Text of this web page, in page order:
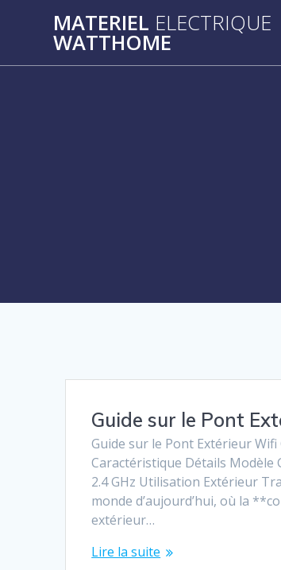
MATERIEL ELECTRIQUE
WATTHOME
Guide sur le Pont
Guide sur le Pont Extérieur
Caractéristique Détails Modèle
2.4 GHz Utilisation Extérieur
monde d’aujourd’hui, où la
extérieur…
Lire la suite